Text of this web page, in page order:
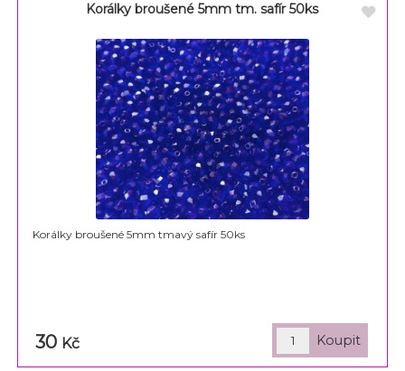
Korálky broušené 5mm tm. safír 50ks
Korálky broušené 5mm tmavý safír 50ks
30 Kč